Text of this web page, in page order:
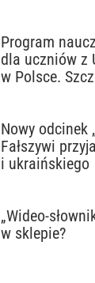
Program
dla uczniów z
w Polsce.
Nowy odcinek
Fałszywi
i ukraińskiego
„Wideo-
w sklepie?